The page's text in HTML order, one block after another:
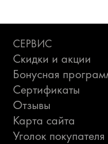
СЕРВИС
Скидки и акции
Бонусная
Сертификаты
Отзывы
Карта сайта
Уголок покупателя